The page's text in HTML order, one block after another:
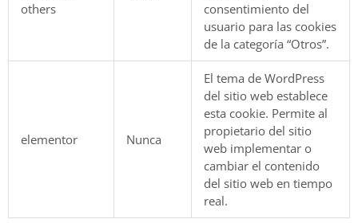
others
consentimiento del
usuario para las cookies
de la categoría “Otros”.
elementor Nunca
El tema de WordPress
del sitio web establece
esta cookie. Permite al
propietario del sitio
web implementar o
cambiar el contenido
del sitio web en tiempo
real.